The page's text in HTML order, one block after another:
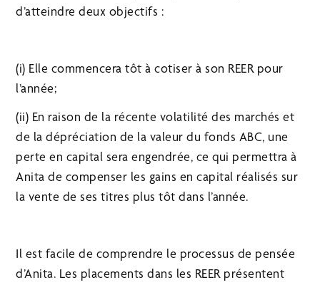
d’atteindre deux objectifs :
(i) Elle commencera tôt à cotiser à son REER pour
l’année;
(ii) En raison de la récente volatilité des marchés et
de la dépréciation de la valeur du fonds ABC, une
perte en capital sera engendrée, ce qui permettra à
Anita de compenser les gains en capital réalisés sur
la vente de ses titres plus tôt dans l’année.
Il est facile de comprendre le processus de pensée
d’Anita. Les placements dans les REER présentent